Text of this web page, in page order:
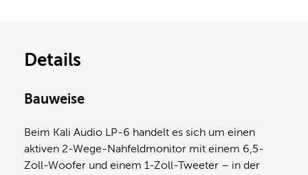
Details
Bauweise
Beim Kali Audio LP-6 handelt es sich um einen
aktiven 2-Wege-Nahfeldmonitor mit einem 6,5-
Zoll-Woofer und einem 1-Zoll-Tweeter – in der